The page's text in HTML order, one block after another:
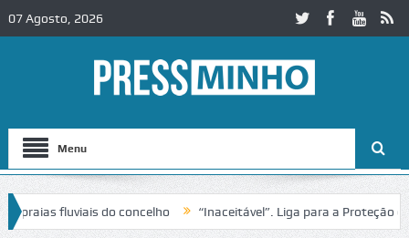
07 Agosto, 2026
Menu
fluviais do concelho “Inaceitável”. Liga para a Proteção da